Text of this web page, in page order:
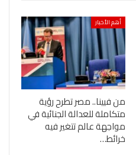
أهم الأخبار
من فيينا.. مصر تطرح رؤية
متكاملة للعدالة الجنائية في
مواجهة عالم تتغير فيه
خرائط…